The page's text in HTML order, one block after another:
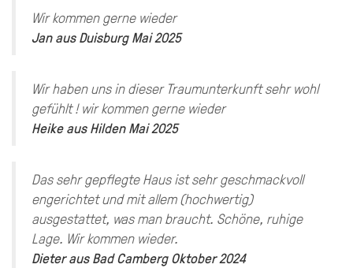
Wir kommen gerne wieder
JanausDuisburgMai 2025
Wir haben uns in dieser Traumunterkunft sehr wohl
gefühlt ! wir kommen gerne wieder
HeikeausHildenMai 2025
Das sehr gepflegte Haus ist sehr geschmackvoll
engerichtet und mit allem (hochwertig)
ausgestattet, was man braucht. Schöne, ruhige
Lage. Wir kommen wieder.
DieterausBad CambergOktober 2024